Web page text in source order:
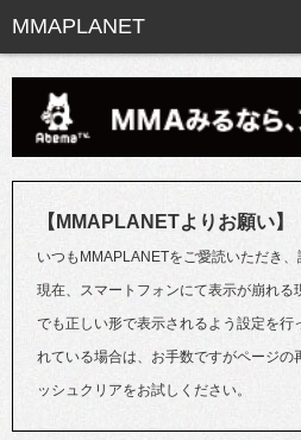
【MMAPLANETよりお願い】
いつもMMAPLANETをご愛読いただき、
現在、スマートフォンにて表示が崩れる
でも正しい形で表示されるよう設定を行
れている場合は、お手数ですがページの
ッシュクリアをお試しください。